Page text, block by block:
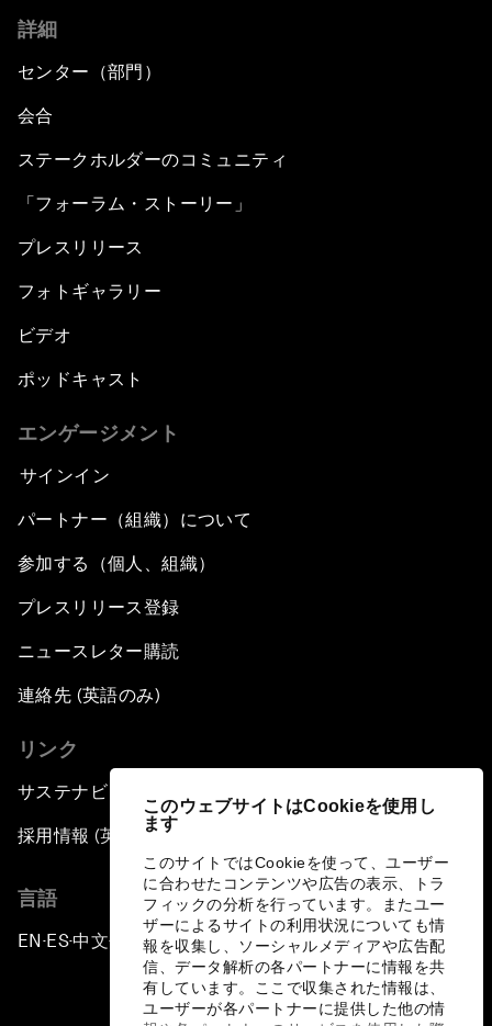
このウェブサイトはCookieを使用し
ます
このサイトではCookieを使って、ユーザー
に合わせたコンテンツや広告の表示、トラ
フィックの分析を行っています。またユー
ザーによるサイトの利用状況についても情
報を収集し、ソーシャルメディアや広告配
信、データ解析の各パートナーに情報を共
有しています。ここで収集された情報は、
ユーザーが各パートナーに提供した他の情
詳細
センター（部門）
会合
ステークホルダーのコミュニティ
「フォーラム・ストーリー」
プレスリリース
フォトギャラリー
ビデオ
ポッドキャスト
エンゲージメント
サインイン
パートナー（組織）について
参加する（個人、組織）
プレスリリース登録
ニュースレター購読
連絡先 (英語のみ)
リンク
サステナビリティへの取り組み
採用情報 (英語のみ)
言語
EN ▪ES▪中文▪ 日本語